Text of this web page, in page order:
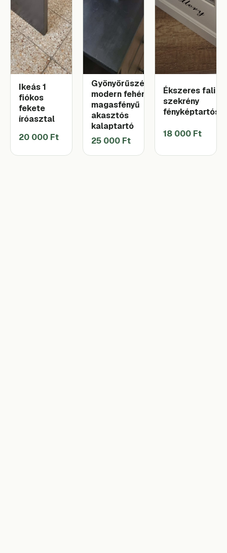
Ikeás 1
fiókos
fekete
íróasztal
20 000 Ft
Gyönyörűszép
modern fehér
magasfényű
akasztós
kalaptartó
25 000 Ft
Ékszeres fali
szekrény
fényképtartós
18 000 Ft